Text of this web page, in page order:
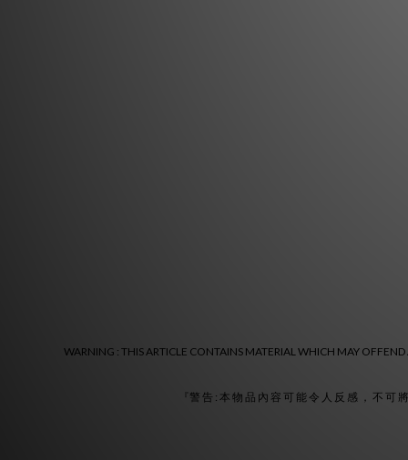
WARNING : THIS ARTICLE CONTAINS MATERIAL WHICH MAY
『警 告 : 本 物 品 內 容 可 能 令 人 反 感 ， 不 可